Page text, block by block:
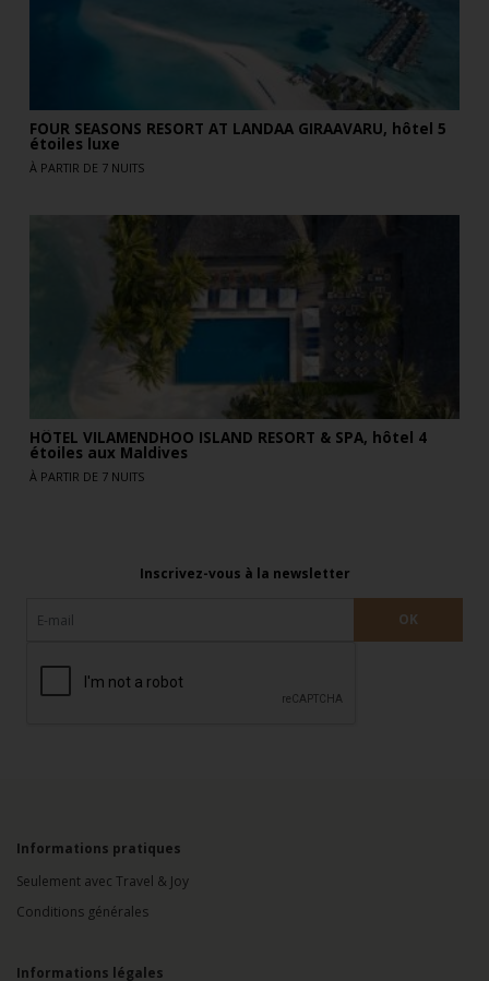
FOUR SEASONS RESORT AT LANDAA GIRAAVARU, hôtel 5
étoiles luxe
À PARTIR DE 7 NUITS
HÔTEL VILAMENDHOO ISLAND RESORT & SPA, hôtel 4
étoiles aux Maldives
À PARTIR DE 7 NUITS
Inscrivez-vous à la newsletter
Informations pratiques
Seulement avec Travel & Joy
Conditions générales
Informations légales